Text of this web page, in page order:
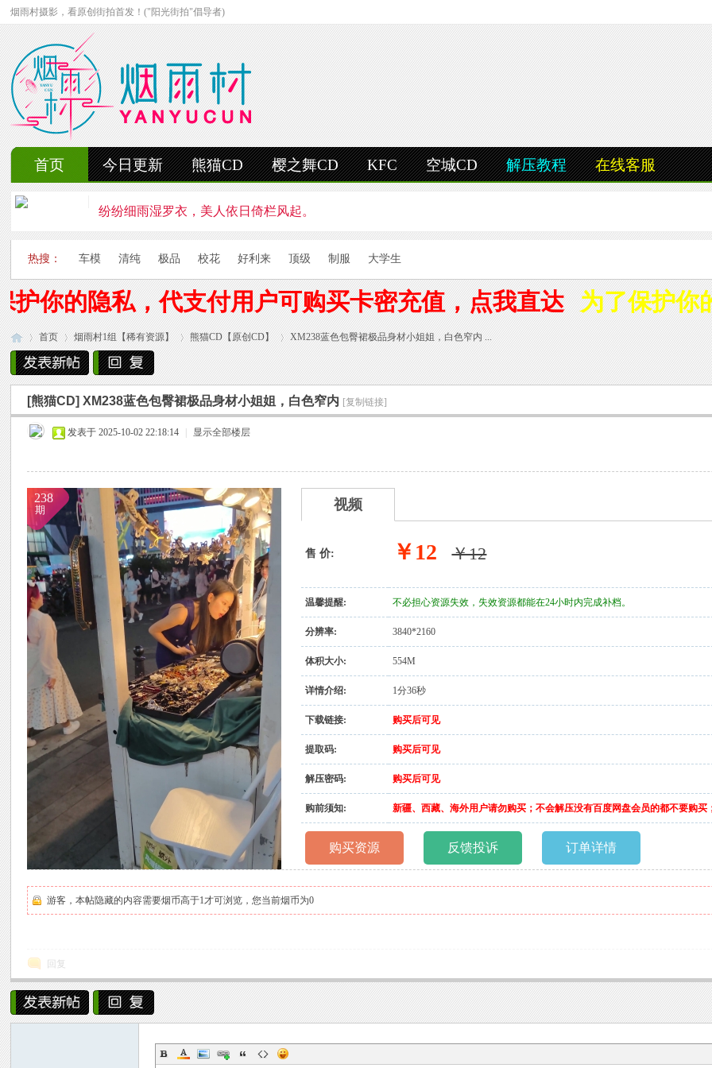
烟雨村摄影，看原创街拍首发！("阳光街拍"倡导者)
首页 今日更新 熊猫CD 樱之舞CD KFC 空城CD 解压教程 在线客服
纷纷细雨湿罗衣，美人依日倚栏风起。
轻抚细雨洒红楼，美人徐步舞花楸。
妍姿如水舞雨涵，美人翩然走湖畔。
风雨中的美人啊，纤腰若素玉，乱发似云烟。
雨中邂逅美人笑，花颜如露醉心间。
霏霏细雨湿樱唇，美人微笑照晚云。
柳袖轻舞如飞燕，雨中美人恋长衫。
美人在雨中舞翩翩，如花洒泪映窗前。
热搜： 车模 清纯 极品 校花 好利来 顶级 制服 大学生
护你的隐私，代支付用户可购买卡密充值，点我直达 为了保护你
»
首页
›
烟雨村1组【稀有资源】
›
熊猫CD【原创CD】
›
XM238蓝色包臀裙极品身材小姐姐，白色窄内 ...
[熊猫CD]XM238蓝色包臀裙极品身材小姐姐，白色窄内 [复制链接]
发表于 2025-10-02 22:18:14 显示全部楼层
238
期 视频
售 价: ￥12 ￥12
温馨提醒: 不必担心资源失效，失效资源都能在24小时内完成补档。
分辨率: 3840*2160
体积大小: 554M
详情介绍: 1分36秒
下载链接: 购买后可见
提取码: 购买后可见
解压密码: 购买后可见
购前须知: 新疆、西藏、海外用户请勿购买；不会解压没有百度网盘会员的都不要购
购买资源 反馈投诉 订单详情
游客，本帖隐藏的内容需要烟币高于1才可浏览，您当前烟币为0
回复